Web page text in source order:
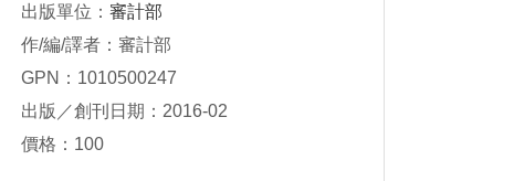
出版單位： 審計部
作/編/譯者：審計部
GPN：1010500247
出版／創刊日期：2016-02
價格：100